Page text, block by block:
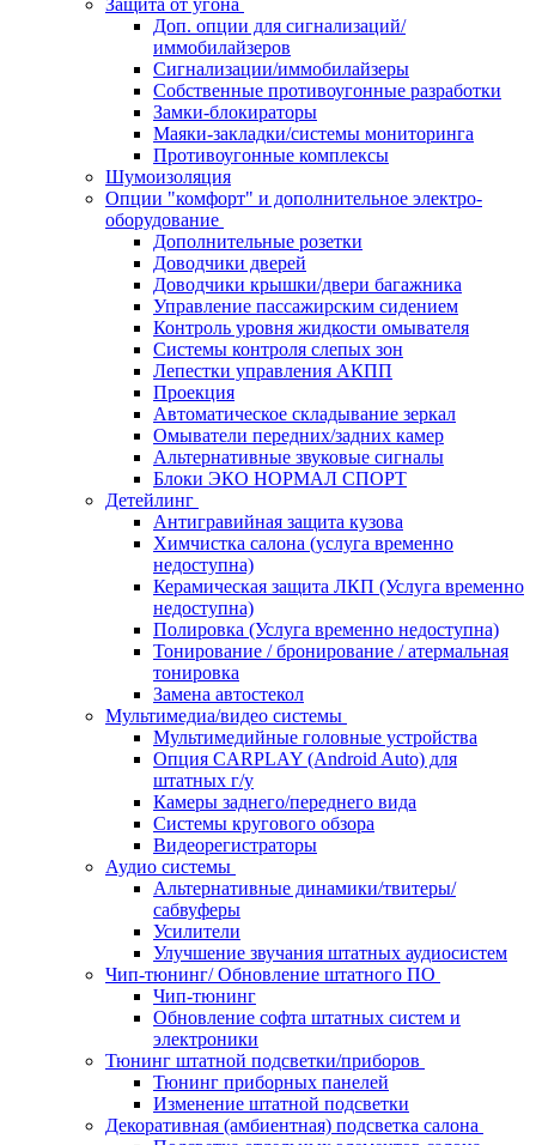
Защита от угона
Доп. опции для сигнализаций/
иммобилайзеров
Сигнализации/иммобилайзеры
Собственные противоугонные разработки
Замки-блокираторы
Маяки-закладки/системы мониторинга
Противоугонные комплексы
Шумоизоляция
Опции "комфорт" и дополнительное электро-
оборудование
Дополнительные розетки
Доводчики дверей
Доводчики крышки/двери багажника
Управление пассажирским сидением
Контроль уровня жидкости омывателя
Системы контроля слепых зон
Лепестки управления АКПП
Проекция
Автоматическое складывание зеркал
Омыватели передних/задних камер
Альтернативные звуковые сигналы
Блоки ЭКО НОРМАЛ СПОРТ
Детейлинг
Антигравийная защита кузова
Химчистка салона (услуга временно
недоступна)
Керамическая защита ЛКП (Услуга временно
недоступна)
Полировка (Услуга временно недоступна)
Тонирование / бронирование / атермальная
тонировка
Замена автостекол
Мультимедиа/видео системы
Мультимедийные головные устройства
Опция CARPLAY (Android Auto) для
штатных г/у
Камеры заднего/переднего вида
Системы кругового обзора
Видеорегистраторы
Аудио системы
Альтернативные динамики/твитеры/
сабвуферы
Усилители
Улучшение звучания штатных аудиосистем
Чип-тюнинг/ Обновление штатного ПО
Чип-тюнинг
Обновление софта штатных систем и
электроники
Тюнинг штатной подсветки/приборов
Тюнинг приборных панелей
Изменение штатной подсветки
Декоративная (амбиентная) подсветка салона